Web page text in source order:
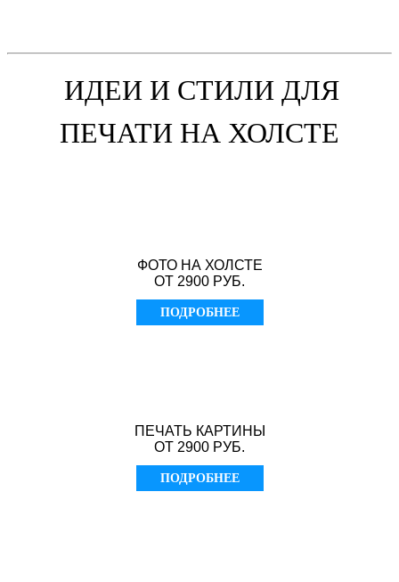
ИДЕИ И СТИЛИ ДЛЯ
ПЕЧАТИ НА ХОЛСТЕ
ФОТО НА ХОЛСТЕ
ОТ 2900 РУБ.
ПОДРОБНЕЕ
ПЕЧАТЬ КАРТИНЫ
ОТ 2900 РУБ.
ПОДРОБНЕЕ